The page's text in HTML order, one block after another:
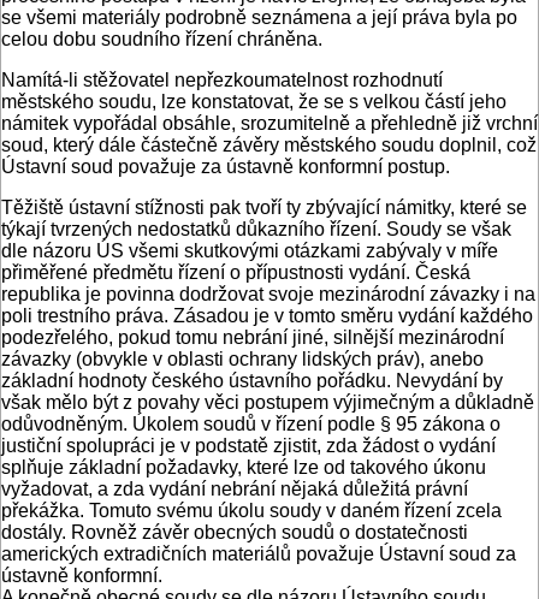
se všemi materiály podrobně seznámena a její práva byla po
celou dobu soudního řízení chráněna.
Namítá-li stěžovatel nepřezkoumatelnost rozhodnutí
městského soudu, lze konstatovat, že se s velkou částí jeho
námitek vypořádal obsáhle, srozumitelně a přehledně již vrchní
soud, který dále částečně závěry městského soudu doplnil, což
Ústavní soud považuje za ústavně konformní postup.
Těžiště ústavní stížnosti pak tvoří ty zbývající námitky, které se
týkají tvrzených nedostatků důkazního řízení. Soudy se však
dle názoru ÚS všemi skutkovými otázkami zabývaly v míře
přiměřené předmětu řízení o přípustnosti vydání. Česká
republika je povinna dodržovat svoje mezinárodní závazky i na
poli trestního práva. Zásadou je v tomto směru vydání každého
podezřelého, pokud tomu nebrání jiné, silnější mezinárodní
závazky (obvykle v oblasti ochrany lidských práv), anebo
základní hodnoty českého ústavního pořádku. Nevydání by
však mělo být z povahy věci postupem výjimečným a důkladně
odůvodněným. Úkolem soudů v řízení podle § 95 zákona o
justiční spolupráci je v podstatě zjistit, zda žádost o vydání
splňuje základní požadavky, které lze od takového úkonu
vyžadovat, a zda vydání nebrání nějaká důležitá právní
překážka. Tomuto svému úkolu soudy v daném řízení zcela
dostály. Rovněž závěr obecných soudů o dostatečnosti
amerických extradičních materiálů považuje Ústavní soud za
ústavně konformní.